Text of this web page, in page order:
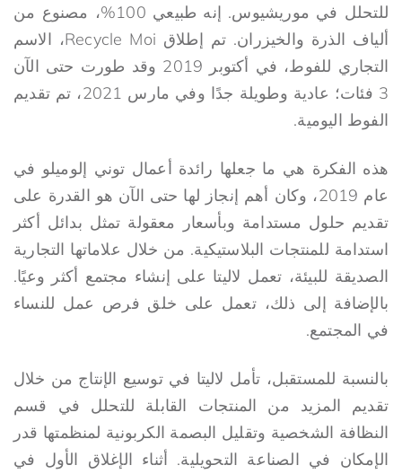
للتحلل في موريشيوس. إنه طبيعي 100%، مصنوع من
ألياف الذرة والخيزران. تم إطلاق Recycle Moi، الاسم
التجاري للفوط، في أكتوبر 2019 وقد طورت حتى الآن
3 فئات؛ عادية وطويلة جدًا وفي مارس 2021، تم تقديم
الفوط اليومية.
هذه الفكرة هي ما جعلها رائدة أعمال توني إلوميلو في
عام 2019، وكان أهم إنجاز لها حتى الآن هو القدرة على
تقديم حلول مستدامة وبأسعار معقولة تمثل بدائل أكثر
استدامة للمنتجات البلاستيكية. من خلال علاماتها التجارية
الصديقة للبيئة، تعمل لاليتا على إنشاء مجتمع أكثر وعيًا.
بالإضافة إلى ذلك، تعمل على خلق فرص عمل للنساء
في المجتمع.
بالنسبة للمستقبل، تأمل لاليتا في توسيع الإنتاج من خلال
تقديم المزيد من المنتجات القابلة للتحلل في قسم
النظافة الشخصية وتقليل البصمة الكربونية لمنظمتها قدر
الإمكان في الصناعة التحويلية. أثناء الإغلاق الأول في